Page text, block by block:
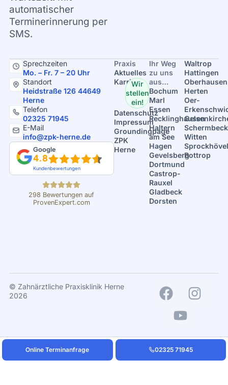
automatischer
Terminerinnerung per
SMS.
Sprechzeiten
Mo. – Fr. 7 – 20 Uhr
Standort
Heidstraße 126 44649
Herne
Telefon
02325 71945
E-Mail
info@zpk-herne.de
Google
4.8
Kundenbewertungen
298 Bewertungen auf
ProvenExpert.com
Praxis
Aktuelles
Karriere
Wir
stellen
ein!
Datenschutz
Impressum
Groundingpage
ZPK
Herne
Ihr Weg
zu uns
aus…
Bochum
Marl
Essen
Recklinghausen
Haltern
am See
Hagen
Gevelsberg
Dortmund
Castrop-
Rauxel
Gladbeck
Dorsten
Waltrop
Hattingen
Oberhausen
Herten
Oer-
Schermbeck
Witten
Sprockhövel
Bottrop
© Zahnärztliche Praxisklinik Herne
2026
Online Terminanfrage 02325 71945